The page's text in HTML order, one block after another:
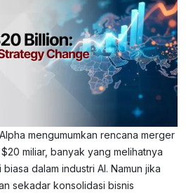
mengumumkan rencana merger
miliar, banyak yang melihatnya
dalam industri AI. Namun jika
sekadar konsolidasi bisnis